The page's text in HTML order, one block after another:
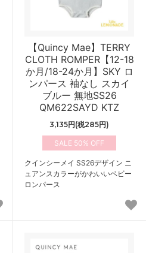
【Quincy Mae】TERRY
CLOTH ROMPER【12-18
か月/18-24か月】SKY ロ
ンパース 袖なし スカイ
ブルー 無地SS26
QM622SAYD KTZ
3,135円(税285円)
50%
クインシーメイ SS26デザイン ニ
ュアンスカラーがかわいいベビー
ロンパース